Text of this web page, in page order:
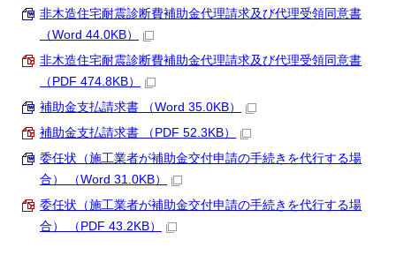
非木造住宅耐震診断費補助金代理請求及び代理受領同意書
（Word 44.0KB）
非木造住宅耐震診断費補助金代理請求及び代理受領同意書
（PDF 474.8KB）
補助金支払請求書 （Word 35.0KB）
補助金支払請求書 （PDF 52.3KB）
委任状（施工業者が補助金交付申請の手続きを代行する場
合） （Word 31.0KB）
委任状（施工業者が補助金交付申請の手続きを代行する場
合） （PDF 43.2KB）